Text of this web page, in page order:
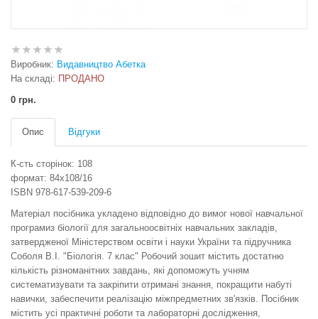
Виробник: Видавництво Абетка
На складі: ПРОДАНО
0 грн.
Опис Відгуки
К-сть сторінок: 108
формат: 84х108/16
ISBN 978-617-539-209-6
Матеріал посібника укладено відповідно до вимог нової навчальної
програмиз біології для загальноосвітніх навчальних закладів,
затвердженої Міністерством освіти і науки України та підручника
Соболя В.І. "Біологія. 7 клас" Робочий зошит містить достатню
кількість різноманітних завдань, які допоможуть учням
систематизувати та закріпити отримані знання, покращити набуті
навички, забеспечити реалізацію міжпредметних зв'язків. Посібник
містить усі практичні роботи та лабораторні дослідження,